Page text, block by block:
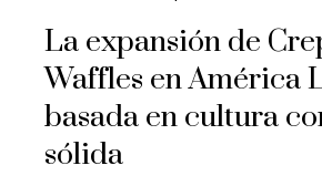
La expansión de
Waffles en América
basada en cultura
sólida